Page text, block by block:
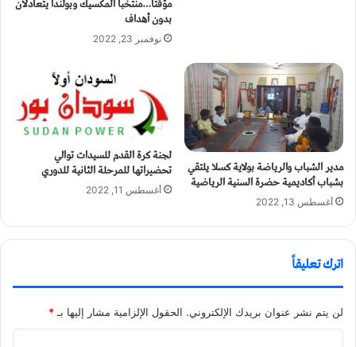
مؤقتا…منتخبا المكسيك وبولندا يتعادلان
بدون أهداف
نوفمبر 23, 2022
مدير الشباب والرياضة بولاية كسلا يلتقي
بشباب أكاديمية حضرة السنية الرياضية
أغسطس 13, 2022
لجنة كرة القدم للسيدات توالي
تحضيراتها للمرحلة الثانية للدوري
أغسطس 11, 2022
اترك تعليقاً
لن يتم نشر عنوان بريدك الإلكتروني. الحقول الإلزامية مشار إليها بـ*